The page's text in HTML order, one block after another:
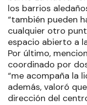
los barrios
“también pueden
cualquier otro
espacio abierto a
Por último,
coordinado por
“me acompaña la
además, valoró
dirección del